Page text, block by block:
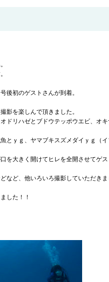
後初のゲストさんが到着。
影を楽しんで頂きました。
ドリハゼとブドウテッポウエビ、オ
とｙｇ、ヤマブキスズメダイｙｇ（
を大きく開けてヒレを全開させてゲ
など、他いろいろ撮影していただきま
した！！